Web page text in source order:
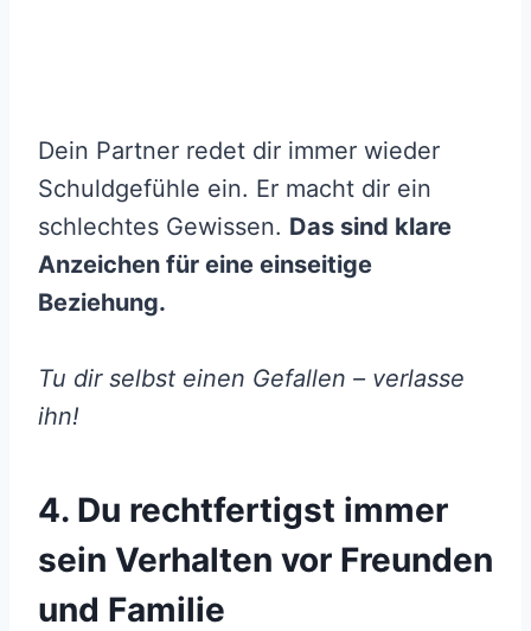
Dein Partner redet dir immer wieder
Schuldgefühle ein. Er macht dir ein
schlechtes Gewissen. Das sind klare
Anzeichen für eine einseitige
Beziehung.
Tu dir selbst einen Gefallen – verlasse
ihn!
4. Du rechtfertigst immer
sein Verhalten vor Freunden
und Familie